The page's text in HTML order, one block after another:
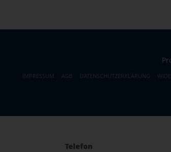
IMPRESSUM AGB DATENSCHUTZERKLÄRUNG
Telefon